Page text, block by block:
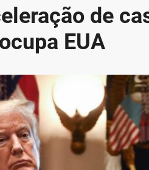
de
EUA